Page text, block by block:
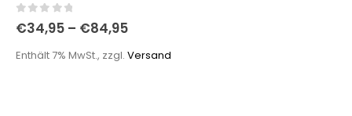
0out of 5
€34,95 – €84,95
Enthält 7% MwSt., zzgl. Versand